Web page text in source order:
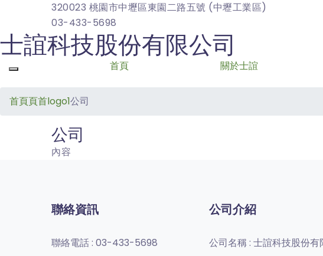
320023 桃園市中壢區東園二路五號 (中壢工業區)
03-433-5698
士誼科技股份有限公司
Toggle navigation
首頁 關於士誼
首頁頁首logo1公司
公司
內容
聯絡資訊
聯絡電話 : 03-433-5698
公司介紹
公司名稱 : 士誼科技股份有